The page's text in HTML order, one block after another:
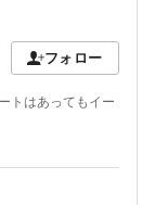
フォロー
はあってもイー